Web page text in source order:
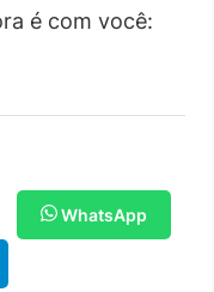
é com você:
WhatsApp